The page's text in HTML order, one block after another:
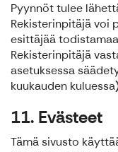
Pyynnöt tulee
Rekisterinpitäjä voi
esittäjää
Rekisterinpitäjä
asetuksessa
kuukauden
11. Evästeet
Tämä sivusto